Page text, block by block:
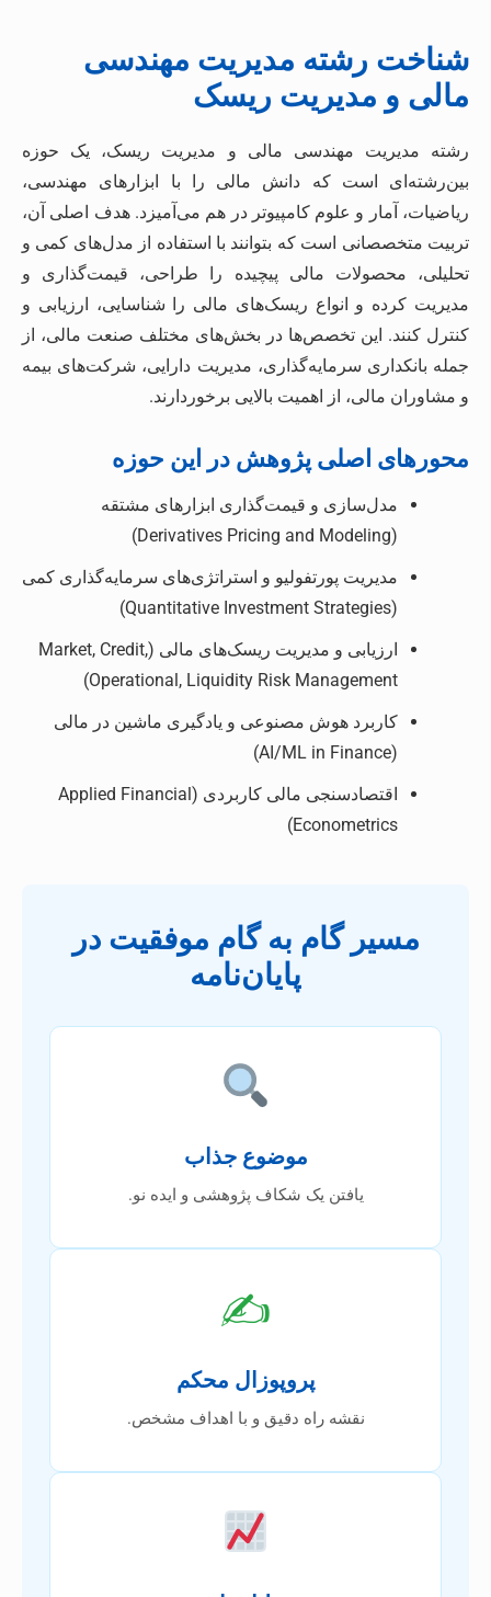
شناخت رشته مدیریت مهندسی
مالی و مدیریت ریسک
رشته مدیریت مهندسی مالی و مدیریت ریسک، یک حوزه
بین‌رشته‌ای است که دانش مالی را با ابزارهای مهندسی،
ریاضیات، آمار و علوم کامپیوتر در هم می‌آمیزد. هدف اصلی آن،
تربیت متخصصانی است که بتوانند با استفاده از مدل‌های کمی و
تحلیلی، محصولات مالی پیچیده را طراحی، قیمت‌گذاری و
مدیریت کرده و انواع ریسک‌های مالی را شناسایی، ارزیابی و
کنترل کنند. این تخصص‌ها در بخش‌های مختلف صنعت مالی، از
جمله بانکداری سرمایه‌گذاری، مدیریت دارایی، شرکت‌های بیمه
و مشاوران مالی، از اهمیت بالایی برخوردارند.
محورهای اصلی پژوهش در این حوزه
مدل‌سازی و قیمت‌گذاری ابزارهای مشتقه
(Derivatives Pricing and Modeling)
مدیریت پورتفولیو و استراتژی‌های سرمایه‌گذاری کمی
(Quantitative Investment Strategies)
ارزیابی و مدیریت ریسک‌های مالی (Market, Credit,
Operational, Liquidity Risk Management)
کاربرد هوش مصنوعی و یادگیری ماشین در مالی
(AI/ML in Finance)
اقتصادسنجی مالی کاربردی (Applied Financial
Econometrics)
مسیر گام به گام موفقیت در
پایان‌نامه
موضوع جذاب
یافتن یک شکاف پژوهشی و ایده نو.
✍️
پروپوزال محکم
نقشه راه دقیق و با اهداف مشخص.